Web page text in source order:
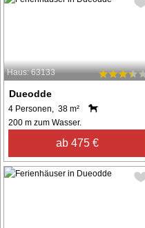
Haus: 63133
Dueodde
4 Personen, 38 m²
200 m zum Wasser.
ab 475 €